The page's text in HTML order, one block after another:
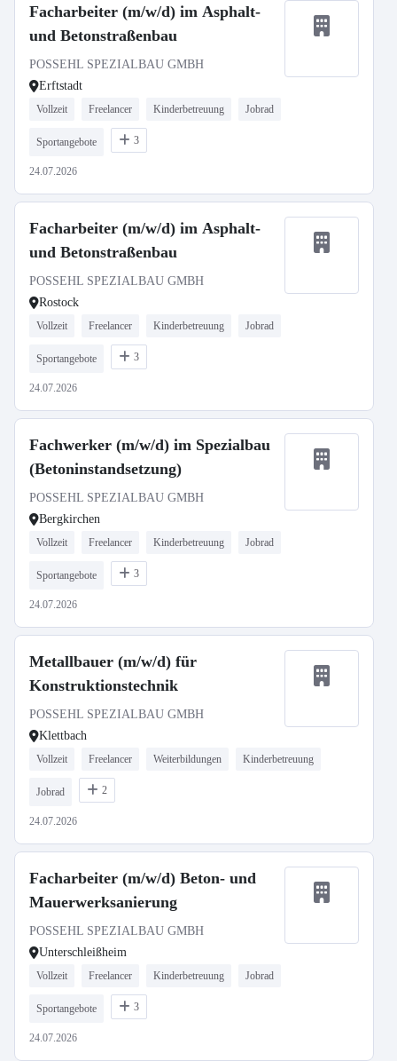
Facharbeiter (m/w/d) im Asphalt-
und Betonstraßenbau
POSSEHL SPEZIALBAU GMBH
Erftstadt
Vollzeit Freelancer Kinderbetreuung Jobrad
Sportangebote 3
24.07.2026
Facharbeiter (m/w/d) im Asphalt-
und Betonstraßenbau
POSSEHL SPEZIALBAU GMBH
Rostock
Vollzeit Freelancer Kinderbetreuung Jobrad
Sportangebote 3
24.07.2026
Fachwerker (m/w/d) im Spezialbau
(Betoninstandsetzung)
POSSEHL SPEZIALBAU GMBH
Bergkirchen
Vollzeit Freelancer Kinderbetreuung Jobrad
Sportangebote 3
24.07.2026
Metallbauer (m/w/d) für
Konstruktionstechnik
POSSEHL SPEZIALBAU GMBH
Klettbach
Vollzeit Freelancer Weiterbildungen Kinderbetreuung
Jobrad 2
24.07.2026
Facharbeiter (m/w/d) Beton- und
Mauerwerksanierung
POSSEHL SPEZIALBAU GMBH
Unterschleißheim
Vollzeit Freelancer Kinderbetreuung Jobrad
Sportangebote 3
24.07.2026